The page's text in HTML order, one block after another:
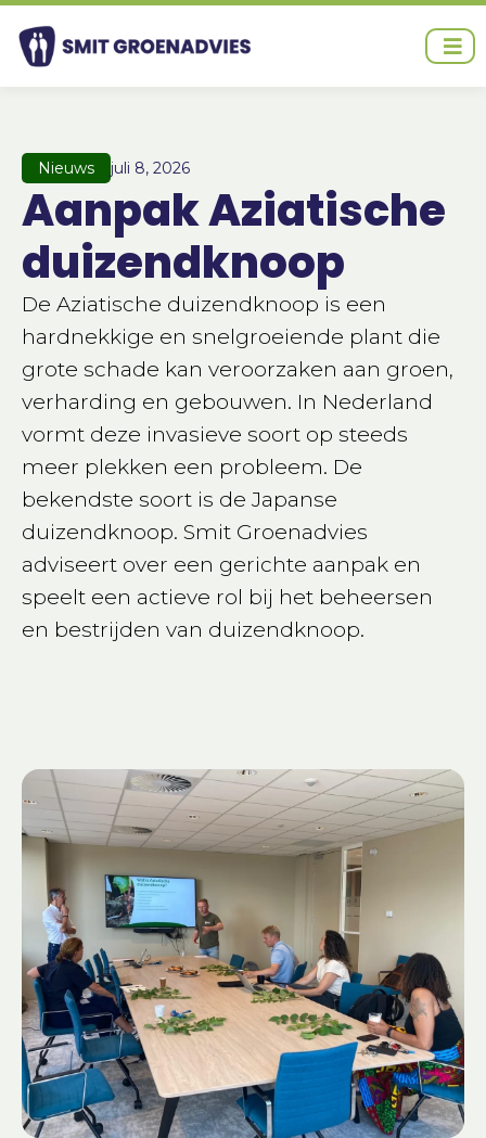
Ga
naar
inhoud
Nieuws juli 8, 2026
Aanpak Aziatische
duizendknoop
De Aziatische duizendknoop is een
hardnekkige en snelgroeiende plant die
grote schade kan veroorzaken aan groen,
verharding en gebouwen. In Nederland
vormt deze invasieve soort op steeds
meer plekken een probleem. De
bekendste soort is de Japanse
duizendknoop. Smit Groenadvies
adviseert over een gerichte aanpak en
speelt een actieve rol bij het beheersen
en bestrijden van duizendknoop.